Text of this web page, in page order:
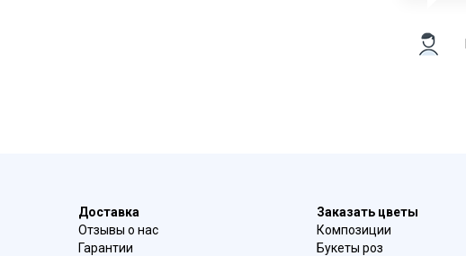
Доставка
Отзывы о нас
Гарантии
Заказать цветы
Композиции
Букеты роз